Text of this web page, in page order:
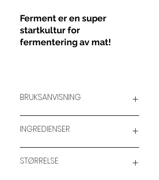
Ferment er en super
startkultur for
fermentering av mat!
BRUKSANVISNING
om dagen, gjerne til mat. Mange
melkesyrebakteriene. Inntaket kan
INGREDIENSER
(7%), solbær (6%), økologisk
STØRRELSE